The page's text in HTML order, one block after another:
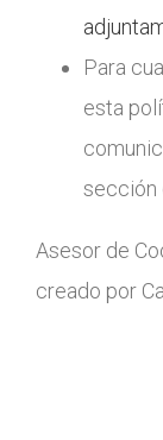
Para
esta
sección
Asesor de
creado por